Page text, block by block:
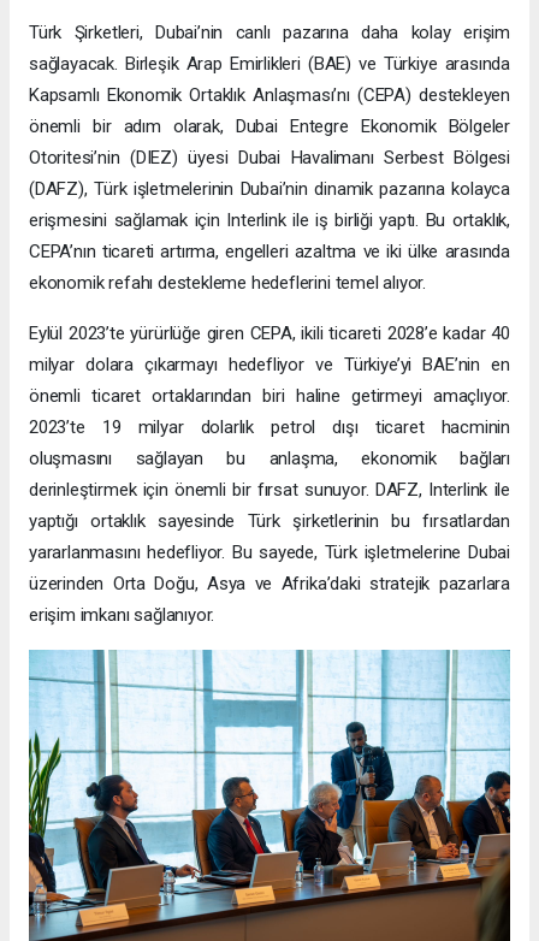
Türk Şirketleri, Dubai’nin canlı pazarına daha kolay erişim
sağlayacak. Birleşik Arap Emirlikleri (BAE) ve Türkiye arasında
Kapsamlı Ekonomik Ortaklık Anlaşması’nı (CEPA) destekleyen
önemli bir adım olarak, Dubai Entegre Ekonomik Bölgeler
Otoritesi’nin (DIEZ) üyesi Dubai Havalimanı Serbest Bölgesi
(DAFZ), Türk işletmelerinin Dubai’nin dinamik pazarına kolayca
erişmesini sağlamak için Interlink ile iş birliği yaptı. Bu ortaklık,
CEPA’nın ticareti artırma, engelleri azaltma ve iki ülke arasında
ekonomik refahı destekleme hedeflerini temel alıyor.
Eylül 2023’te yürürlüğe giren CEPA, ikili ticareti 2028’e kadar 40
milyar dolara çıkarmayı hedefliyor ve Türkiye’yi BAE’nin en
önemli ticaret ortaklarından biri haline getirmeyi amaçlıyor.
2023’te 19 milyar dolarlık petrol dışı ticaret hacminin
oluşmasını sağlayan bu anlaşma, ekonomik bağları
derinleştirmek için önemli bir fırsat sunuyor. DAFZ, Interlink ile
yaptığı ortaklık sayesinde Türk şirketlerinin bu fırsatlardan
yararlanmasını hedefliyor. Bu sayede, Türk işletmelerine Dubai
üzerinden Orta Doğu, Asya ve Afrika’daki stratejik pazarlara
erişim imkanı sağlanıyor.